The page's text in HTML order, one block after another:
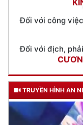
Đối với địch, phải
TRUYỀN HÌNH AN